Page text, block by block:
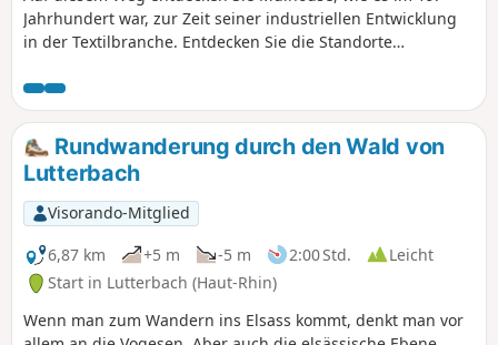
Jahrhundert war, zur Zeit seiner industriellen Entwicklung
in der Textilbranche. Entdecken Sie die Standorte
dieser beispiellosen Entwicklung.
Rundwanderung durch den Wald von
Lutterbach
Visorando-Mitglied
6,87 km
+5 m -5 m 2:00 Std.
Leicht
Start in Lutterbach (Haut-Rhin)
Wenn man zum Wandern ins Elsass kommt, denkt man vor